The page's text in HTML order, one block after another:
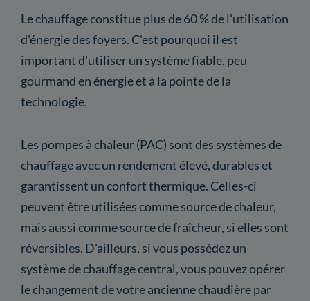
Le chauffage constitue plus de 60 % de l'utilisation
d'énergie des foyers. C'est pourquoi il est
important d'utiliser un système fiable, peu
gourmand en énergie et à la pointe de la
technologie.
Les pompes à chaleur (PAC) sont des systèmes de
chauffage avec un rendement élevé, durables et
garantissent un confort thermique. Celles-ci
peuvent être utilisées comme source de chaleur,
mais aussi comme source de fraîcheur, si elles sont
réversibles. D'ailleurs, si vous possédez un
système de chauffage central, vous pouvez opérer
le changement de votre ancienne chaudière par